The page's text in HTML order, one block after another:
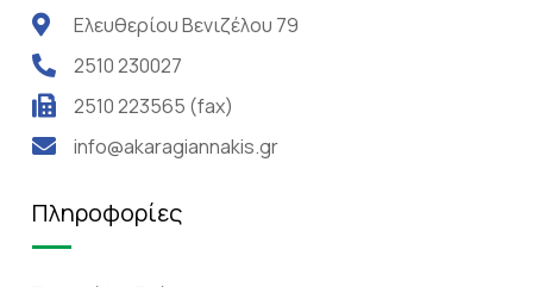
Ελευθερίου Βενιζέλου 79
2510 230027
2510 223565 (fax)
info@akaragiannakis.gr
Πληροφορίες